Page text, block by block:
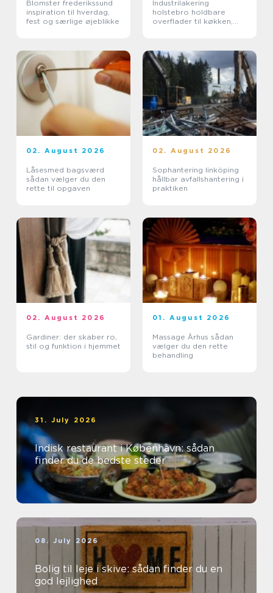
Blomster frederikssund
inspiration til hverdag,
fest og særlige øjeblikke
Industrilakering
holstebro holdbare
overflader til køkken,
02. August 2026
Låsesmed bagsværd
sådan vælger du den
rette til opgaven
02. August 2026
Sophantering linköping
hållbar avfallshantering i
praktiken
02. August 2026
Gardiner: der skaber ro,
stil og funktion i hjemmet
01. August 2026
Massage Århus sådan
vælger du den rette
behandling
31. July 2026
Indisk restaurant i København: sådan
finder du de bedste steder
08. July 2026
Bolig til leje i skive: sådan finder du en
god lejlighed